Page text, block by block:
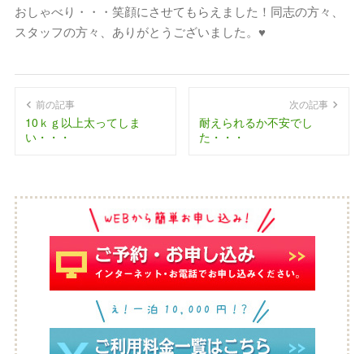
おしゃべり・・・笑顔にさせてもらえました！同志の方々、
スタッフの方々、ありがとうございました。♥
前の記事
10ｋｇ以上太ってしま
い・・・
次の記事
耐えられるか不安でし
た・・・